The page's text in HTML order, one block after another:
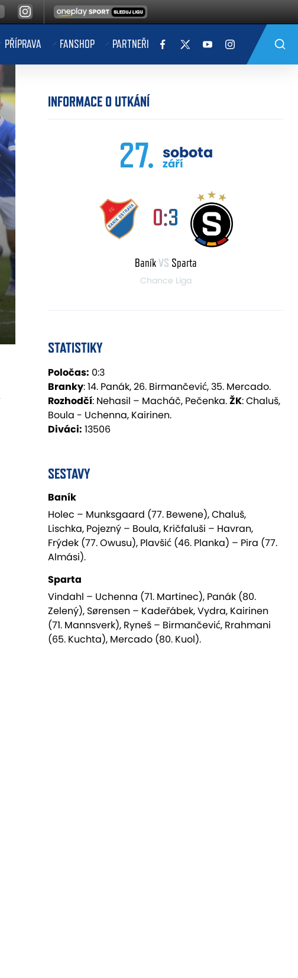
PŘÍPRAVA FANSHOP PARTNEŘI
INFORMACE O UTKÁNÍ
27. sobota
září
0:3
BaníkVS Sparta
Chance Liga
STATISTIKY
Poločas: 0:3
Branky: 14. Panák, 26. Birmančević, 35. Mercado.
Rozhodčí: Nehasil – Macháč, Pečenka.ŽK: Chaluš,
Boula - Uchenna, Kairinen.
Diváci: 13506
SESTAVY
Baník
Holec – Munksgaard (77. Bewene), Chaluš,
Lischka, Pojezný – Boula, Kričfaluši – Havran,
Frýdek (77. Owusu), Plavšić (46. Planka) – Pira (77.
Almási).
Sparta
Vindahl – Uchenna (71. Martinec), Panák (80.
Zelený), Sørensen – Kadeřábek, Vydra, Kairinen
(71. Mannsverk), Ryneš – Birmančević, Rrahmani
(65. Kuchta), Mercado (80. Kuol).